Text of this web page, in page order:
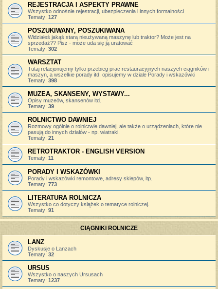
REJESTRACJA I ASPEKTY PRAWNE
Wszystko odnośnie rejestracji, ubezpieczenia i innych formalności
Tematy: 127
POSZUKIWANY, POSZUKIWANA
Widziałeś jakąś starą nieużywaną maszynę lub traktor? Może jest na
sprzedaż?? Pisz - może uda się ją uratować
Tematy: 302
WARSZTAT
Tutaj relacjonujemy tylko przebieg prac restauracyjnych naszych ciągników i
maszyn, a wszelkie porady itd. opisujemy w dziale Porady i wskazówki
Tematy: 398
MUZEA, SKANSENY, WYSTAWY...
Opisy muzeów, skansenów itd.
Tematy: 39
ROLNICTWO DAWNIEJ
Rozmowy ogólnie o rolnictwie dawniej, ale także o urządzeniach, które nie
pasują do innych działów - np. wiatraki.
Tematy: 21
RETROTRAKTOR - ENGLISH VERSION
Tematy: 11
PORADY I WSKAZÓWKI
Porady i wskazówki remontowe, adresy sklepów, itp.
Tematy: 773
LITERATURA ROLNICZA
Wszystko co dotyczy książek o tematyce rolniczej.
Tematy: 91
CIĄGNIKI ROLNICZE
LANZ
Dyskusje o Lanzach
Tematy: 32
URSUS
Wszystko o naszych Ursusach
Tematy: 1237